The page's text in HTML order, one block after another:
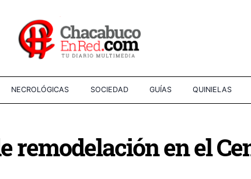
NECROLÓGICAS SOCIEDAD GUÍAS QUINIELAS
remodelación en el